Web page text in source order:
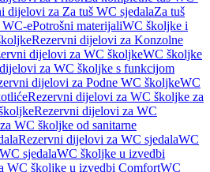
dijelovi za Za tuš WC sjedalaZa tuš
WC-ePotrošni materijaliWC školjke i
Rezervni dijelovi za Konzolne
dijelovi za WC školjkeWC školjke
za WC školjke s funkcijom
dijelovi za Podne WC školjkeWC
Rezervni dijelovi za WC školjke za
Rezervni dijelovi za WC
WC školjke od sanitarne
Rezervni dijelovi za WC sjedalaWC
sjedalaWC školjke u izvedbi
WC školjke u izvedbi ComfortWC